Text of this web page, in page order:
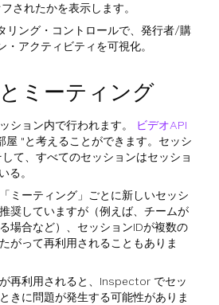
されたかを表示します。
リング・コントロールで、発行者/購
・アクティビティを可視化。
ミーティング
ション内で行われます。
ビデオAPI
屋 "と考えることができます。セッシ
して、すべてのセッションはセッショ
る。
ミーティング」ごとに新しいセッシ
奨していますが（例えば、チームが
場合など）、セッションIDが複数の
がって再利用されることもありま
再利用されると、Inspector でセッ
きに問題が発生する可能性がありま